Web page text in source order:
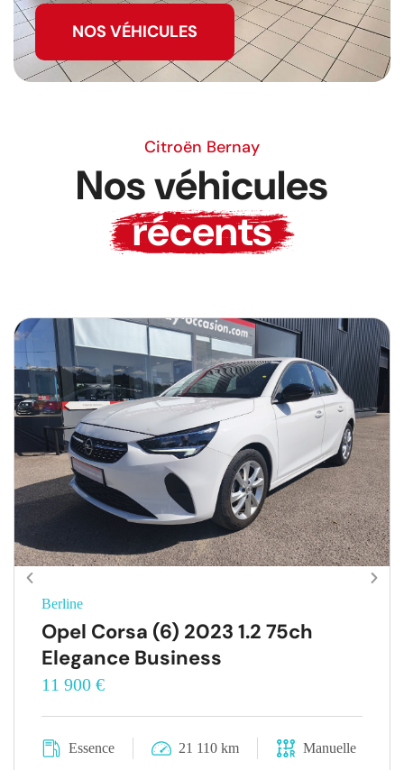
NOS VÉHICULES
Citroën Bernay
Nos véhicules
récents
Berline
Opel Corsa (6) 2023 1.2 75ch
Elegance Business
11 900 €
Essence 21 110 km Manuelle